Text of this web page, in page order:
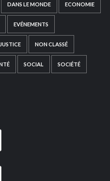
DANS LE MONDE ECONOMIE
EVÉNEMENTS
JUSTICE NON CLASSÉ
SOCIAL SOCIÉTÉ